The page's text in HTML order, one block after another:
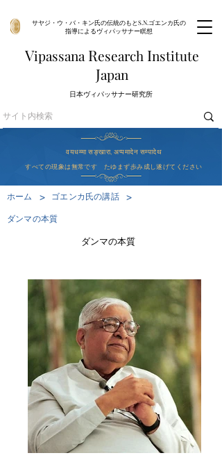
Vipassana Research Institute
Japan
サヤジ・ウ・バ・キン氏の伝統のもとS.N.ゴエンカ氏の
指導によるヴィパッサナー瞑想
​日本ヴィパッサナー研究所
वयधम्मा सङ्खारा, अप्पमादेन सम्पादेथ
すべての現象は無常です たゆまず歩み成し遂げてください
ホーム > ゴエンカ氏の講話 >
ダンマの本質
ダンマの本質